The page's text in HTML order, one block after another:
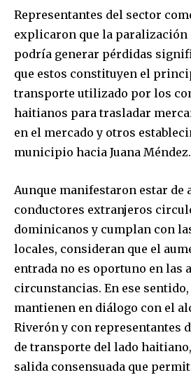
Representantes del sector
explicaron que la
podría generar pérdidas
que estos constituyen el
transporte utilizado por los
haitianos para trasladar
en el mercado y otros
municipio hacia Juana Méndez.
Aunque manifestaron estar de
conductores extranjeros
dominicanos y cumplan con
locales, consideran que el
entrada no es oportuno en las
circunstancias. En ese
mantienen en diálogo con el
Riverón y con representantes
de transporte del lado
salida consensuada que